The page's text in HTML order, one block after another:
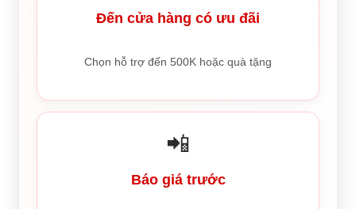
Đến cửa hàng có ưu đãi
Chọn hỗ trợ đến 500K hoặc quà tặng
📲
Báo giá trước